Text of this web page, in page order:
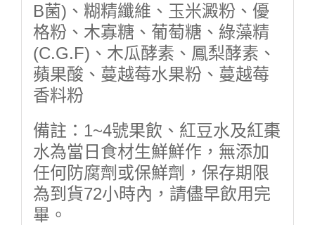
B菌)、糊精纖維、玉米澱粉、優
格粉、木寡糖、葡萄糖、綠藻精
(C.G.F)、木瓜酵素、鳳梨酵素、
蘋果酸、蔓越莓水果粉、蔓越莓
香料粉
備註：1~4號果飲、紅豆水及紅棗
水為當日食材生鮮鮮作，無添加
任何防腐劑或保鮮劑，保存期限
為到貨72小時內，請儘早飲用完
畢。